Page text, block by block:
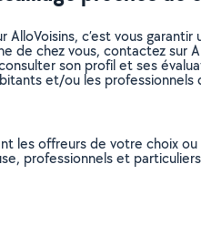
c’est vous garantir
de chez vous, contactez
son profil et ses
et/ou les professionnels
les offreurs de votre choix
professionnels et